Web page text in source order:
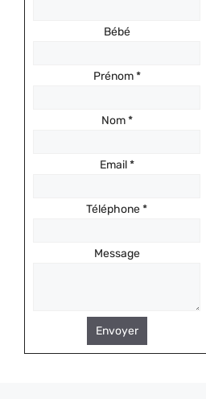
Bébé
Prénom*
Nom*
Email*
Téléphone*
Message
Envoyer